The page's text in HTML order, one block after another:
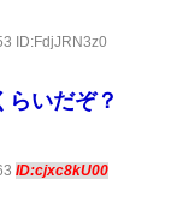
ID:FdjJRN3z0
いだぞ？
ID:cjxc8kU00